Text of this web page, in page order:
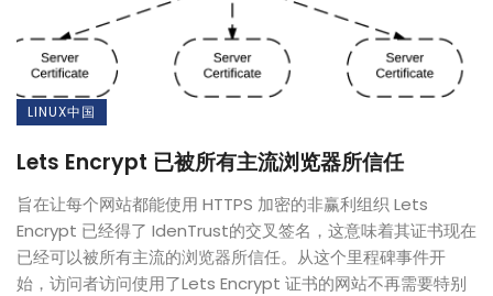
LINUX中国
Lets Encrypt 已被所有主流浏览器所信任
旨在让每个网站都能使用 HTTPS 加密的非赢利组织 Lets
Encrypt 已经得了 IdenTrust的交叉签名，这意味着其证书现在
已经可以被所有主流的浏览器所信任。从这个里程碑事件开
始，访问者访问使用了Lets Encrypt 证书的网站不再需要特别